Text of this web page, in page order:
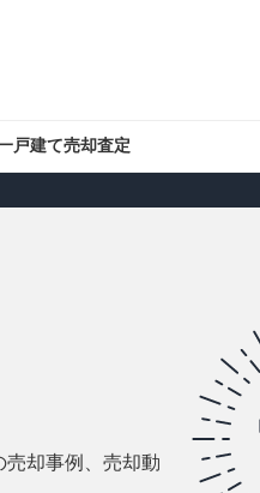
戸建て売却査定
却事例、売却動